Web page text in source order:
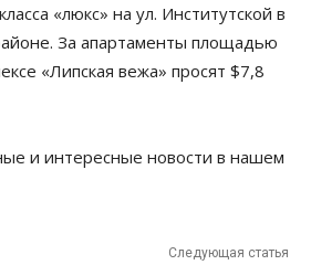
«люкс» на ул. Институтской в
За апартаменты площадью
«Липская вежа» просят $7,8
и интересные новости в нашем
Следующая статья